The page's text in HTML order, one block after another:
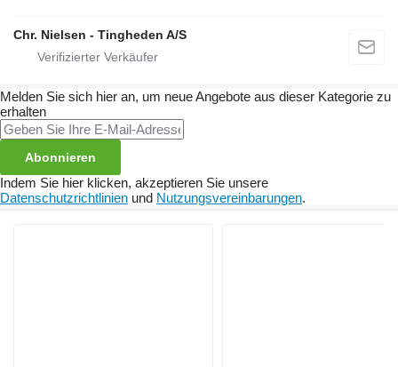
Chr. Nielsen - Tingheden A/S
Melden Sie sich hier an, um neue Angebote aus dieser Kategorie zu
erhalten
Abonnieren
Indem Sie hier klicken, akzeptieren Sie unsere
Datenschutzrichtlinien und Nutzungsvereinbarungen.